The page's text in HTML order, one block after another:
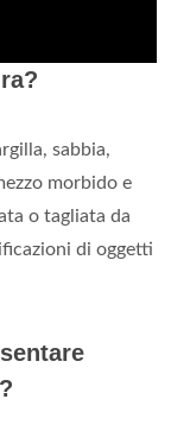
sabbia,
morbido e
o tagliata da
di oggetti